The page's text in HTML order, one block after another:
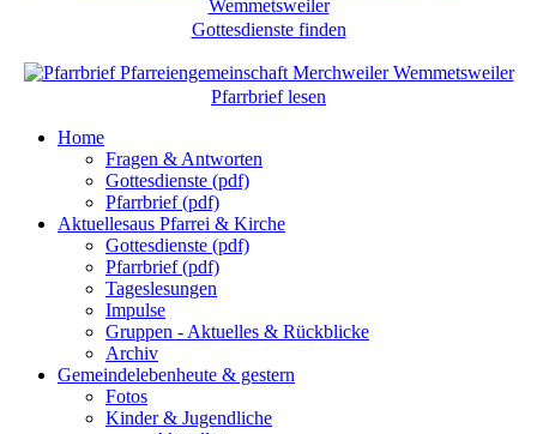
Gottesdienste finden
Pfarrbrief lesen
Home
Fragen & Antworten
Gottesdienste (pdf)
Pfarrbrief (pdf)
Aktuellesaus Pfarrei & Kirche
Gottesdienste (pdf)
Pfarrbrief (pdf)
Tageslesungen
Impulse
Gruppen - Aktuelles & Rückblicke
Archiv
Gemeindelebenheute & gestern
Fotos
Kinder & Jugendliche